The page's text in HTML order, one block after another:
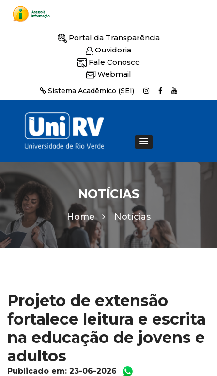
Portal da Transparência
Ouvidoria
Fale Conosco
Webmail
Sistema Acadêmico (SEI)
NOTÍCIAS
Home Notícias
Projeto de extensão
fortalece leitura e escrita
na educação de jovens e
adultos
Publicado em: 23-06-2026